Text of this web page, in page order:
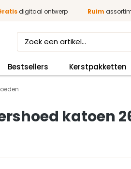
digitaal ontwerp Ruim
Bestsellers Kerstpakketten
katoen